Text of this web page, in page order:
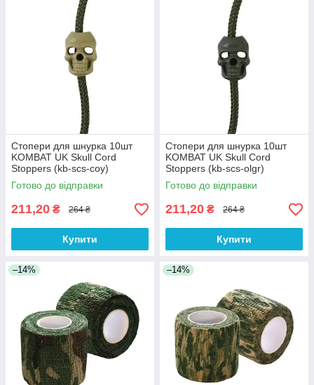
Стопери для шнурка 10шт
KOMBAT UK Skull Cord
Stoppers (kb-scs-coy)
Готово до відправки
211,20 ₴ 264 ₴
Купити
Стопери для шнурка 10шт
KOMBAT UK Skull Cord
Stoppers (kb-scs-olgr)
Готово до відправки
211,20 ₴ 264 ₴
Купити
–14% –14%